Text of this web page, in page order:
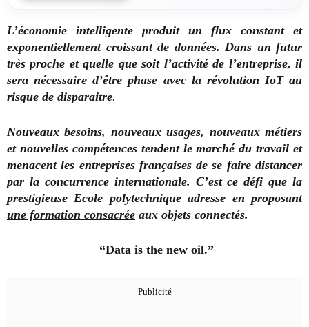
L’économie intelligente produit un flux constant et
exponentiellement croissant de données. Dans un futur
très proche et quelle que soit l’activité de l’entreprise, il
sera nécessaire d’être phase avec la révolution IoT au
risque de disparaitre.
Nouveaux besoins, nouveaux usages, nouveaux métiers
et nouvelles compétences tendent le marché du travail et
menacent les entreprises françaises de se faire distancer
par la concurrence internationale. C’est ce défi que la
prestigieuse Ecole polytechnique adresse en proposant
une formation consacrée aux objets connectés.
“Data is the new oil.”